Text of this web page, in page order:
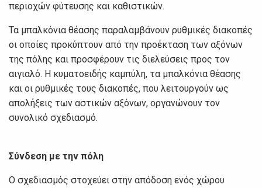
περιοχών φύτευσης και καθιστικών.
Τα μπαλκόνια θέασης παραλαμβάνουν ρυθμικές διακοπές
οι οποίες προκύπτουν από την προέκταση των αξόνων
της πόλης και προσφέρουν τις διελεύσεις προς τον
αιγιαλό. Η κυματοειδής καμπύλη, τα μπαλκόνια θέασης
και οι ρυθμικές τους διακοπές, που λειτουργούν ως
απολήξεις των αστικών αξόνων, οργανώνουν τον
συνολικό σχεδιασμό.
Σύνδεση με την πόλη
Ο σχεδιασμός στοχεύει στην απόδοση ενός χώρου